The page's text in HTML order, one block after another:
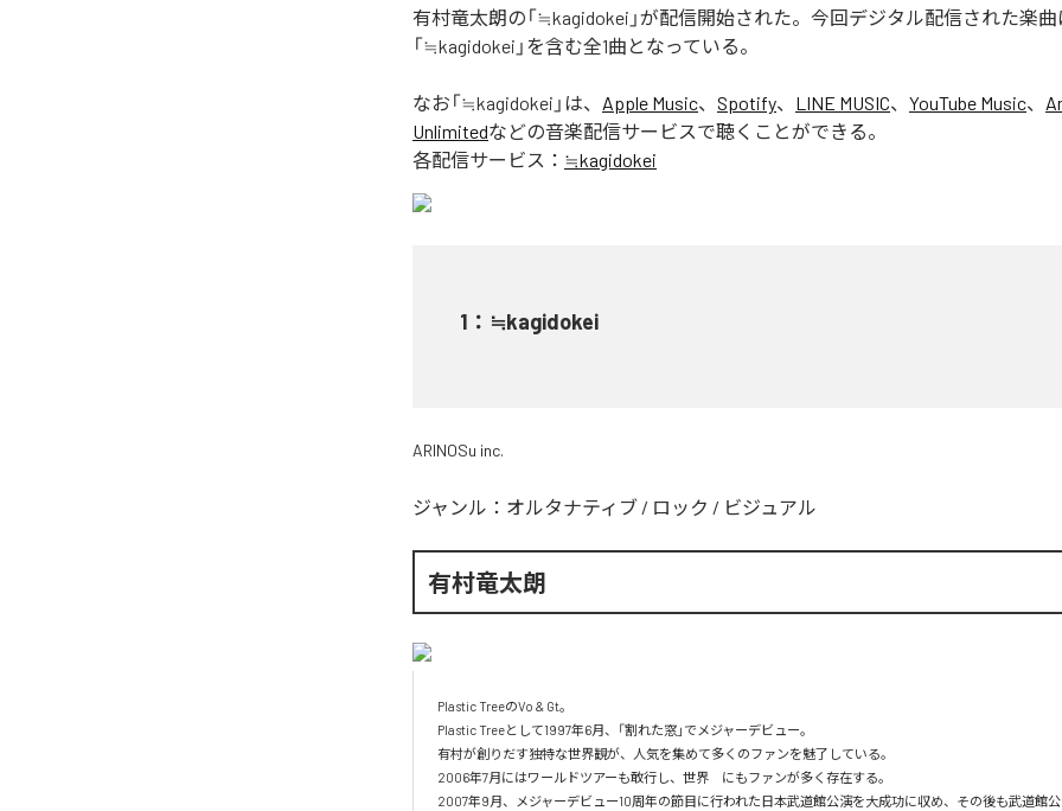
有村竜太朗の「≒kagidokei」が配信開始された。今回デジタル配信された楽曲
「≒kagidokei」を含む全1曲となっている。
なお「≒kagidokei 」は、 Apple Music、 Spotify、 LINE MUSIC、 YouTube Music、
Unlimitedなどの音楽配信サービスで聴くことができる。
各配信サービス： ≒kagidokei
1 ： ≒kagidokei
ARINOSu inc.
ジャンル： オルタナティブ / ロック / ビジュアル
有村竜太朗
Plastic TreeのVo & Gt。
Plastic Treeとして1997年6月、「割れた窓」でメジャーデビュー。
有村が創りだす独特な世界観が、人気を集めて多くのファンを魅了している。
2006年7月にはワールドツアーも敢行し、世界　にもファンが多く存在する。
2007年9月、メジャーデビュー10周年の節目に行われた日本武道館公演を大成功に収め、その後も武道館